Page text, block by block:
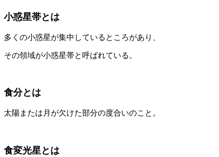
小惑星帯とは
多くの小惑星が集中しているところがあり、
その領域が小惑星帯と呼ばれている。
食分とは
太陽または月が欠けた部分の度合いのこと。
食変光星とは